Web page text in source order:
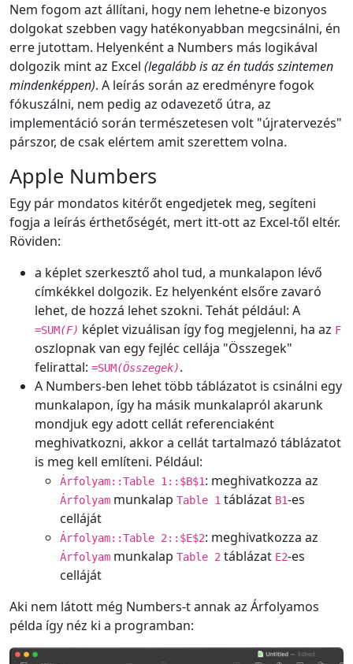
Nem fogom azt állítani, hogy nem lehetne-e bizonyos
dolgokat szebben vagy hatékonyabban megcsinálni, én
erre jutottam. Helyenként a Numbers más logikával
dolgozik mint az Excel (legalább is az én tudás szintemen
mindenképpen). A leírás során az eredményre fogok
fókuszálni, nem pedig az odavezető útra, az
implementáció során természetesen volt "újratervezés"
párszor, de csak elértem amit szerettem volna.
Apple Numbers
Egy pár mondatos kitérőt engedjetek meg, segíteni
fogja a leírás érthetőségét, mert itt-ott az Excel-től eltér.
Röviden:
a képlet szerkesztő ahol tud, a munkalapon lévő
címkékkel dolgozik. Ez helyenként elsőre zavaró
lehet, de hozzá lehet szokni. Tehát például: A
=SUM(F) képlet vizuálisan így fog megjelenni, ha az F
oszlopnak van egy fejléc cellája "Összegek"
felirattal: =SUM(Összegek).
A Numbers-ben lehet több táblázatot is csinálni egy
munkalapon, így ha másik munkalapról akarunk
mondjuk egy adott cellát referenciaként
meghivatkozni, akkor a cellát tartalmazó táblázatot
is meg kell említeni. Például:
Árfolyam::Table 1::$B$1: meghivatkozza az
Árfolyam munkalap Table 1 táblázat B1-es
celláját
Árfolyam::Table 2::$E$2: meghivatkozza az
Árfolyam munkalap Table 2 táblázat E2-es
celláját
Aki nem látott még Numbers-t annak az Árfolyamos
példa így néz ki a programban: